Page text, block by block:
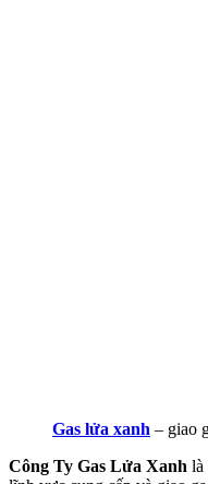
Gas lửa xanh – giao
Công Ty Gas Lửa Xanh là